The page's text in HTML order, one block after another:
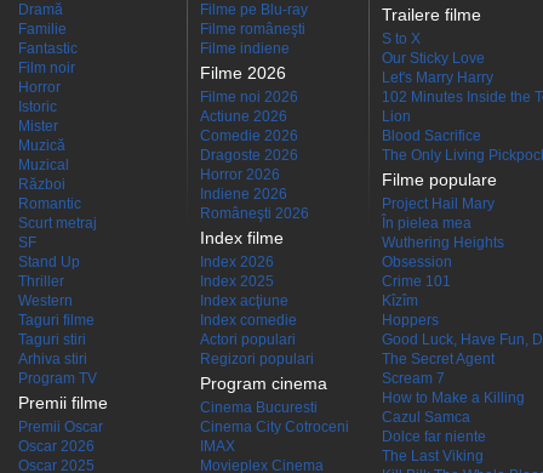
Dramă
Familie
Fantastic
Film noir
Horror
Istoric
Mister
Muzică
Muzical
Război
Romantic
Scurt metraj
SF
Stand Up
Thriller
Western
Taguri filme
Taguri stiri
Arhiva stiri
Program TV
Premii filme
Premii Oscar
Oscar 2026
Oscar 2025
Filme pe Blu-ray
Filme româneşti
Filme indiene
Filme 2026
Filme noi 2026
Actiune 2026
Comedie 2026
Dragoste 2026
Horror 2026
Indiene 2026
Româneşti 2026
Index filme
Index 2026
Index 2025
Index acţiune
Index comedie
Actori populari
Regizori populari
Program cinema
Cinema Bucuresti
Cinema City Cotroceni
IMAX
Movieplex Cinema
Trailere filme
S to X
Our Sticky Love
Let's Marry Harry
102 Minutes Inside the
Lion
Blood Sacrifice
The Only Living
Filme populare
Project Hail Mary
În pielea mea
Wuthering Heights
Obsession
Crime 101
Kîzîm
Hoppers
Good Luck, Have Fun,
The Secret Agent
Scream 7
How to Make a Killing
Cazul Samca
Dolce far niente
The Last Viking